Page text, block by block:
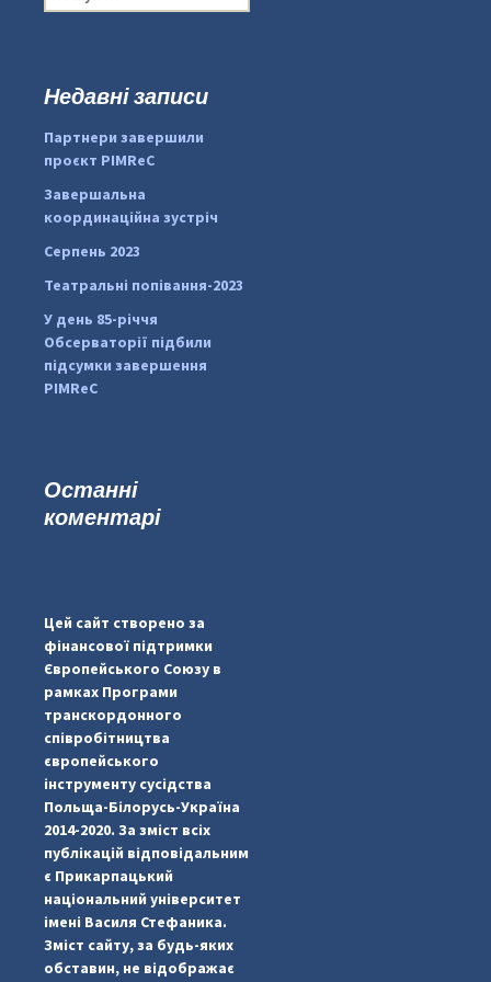
pimrec_project
о
:Недавні записи
Партнери завершили
проєкт PIMReC
Завершальна
координаційна зустріч
Серпень 2023
Театральні попівання-2023
У день 85-річчя
Обсерваторії підбили
підсумки завершення
PIMReC
Останні
коментарі
Цей сайт створено за
фінансової підтримки
Європейського Союзу в
рамках Програми
транскордонного
співробітництва
європейського
інструменту сусідства
Польща-Білорусь-Україна
2014-2020. За зміст всіх
публікацій відповідальним
є Прикарпацький
національний університет
імені Василя Стефаника.
Зміст сайту, за будь-яких
обставин, не відображає